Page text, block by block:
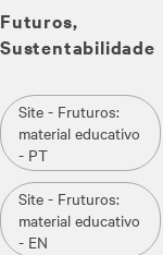
Futuros
Sustentabilidade
Site - Fruturos:
material educativo
- PT
Site - Fruturos:
material educativo
- EN